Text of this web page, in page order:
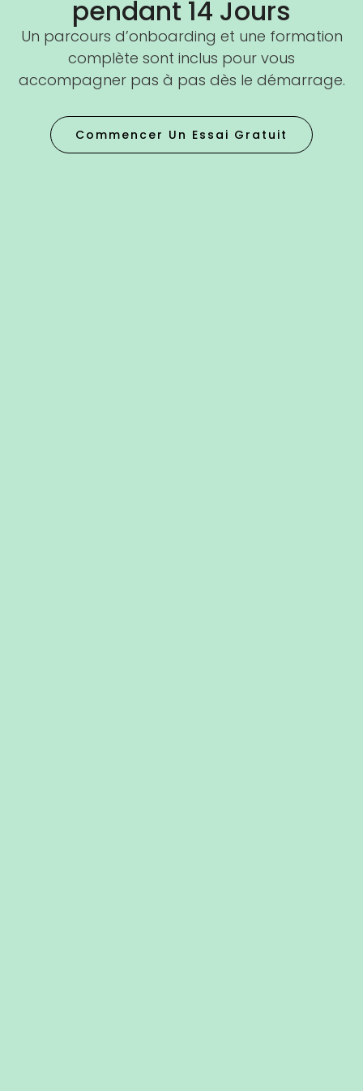
pendant 14 Jours
Un parcours d’onboarding et une formation
complète sont inclus pour vous
accompagner pas à pas dès le démarrage.
Commencer Un Essai Gratuit